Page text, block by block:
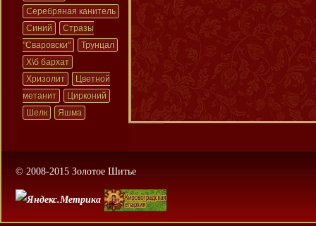
Серебряная канитель
Синий
Стразы
"Сваровски"
Трунцал
Х\б бархат
Хризолит
Цветной
метанит
Цирконий
Шелк
Яшма
© 2008-2015 Золотое Шитье